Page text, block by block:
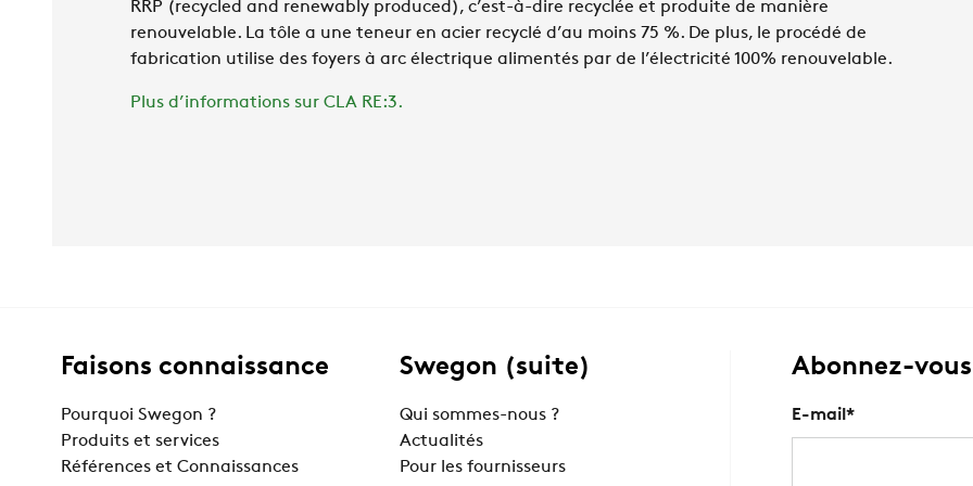
RRP (recycled and renewably produced), c’est-à-dire recyclée et produite de manière
renouvelable. La tôle a une teneur en acier recyclé d’au moins 75 %. De plus, le procédé de
fabrication utilise des foyers à arc électrique alimentés par de l’électricité 100% renouvelable.
Plus d’informations sur CLA RE:3.
Faisons connaissance
Pourquoi Swegon ?
Produits et services
Références et Connaissances
Swegon (suite)
Qui sommes-nous ?
Actualités
Pour les fournisseurs
Abonnez-
E-mail *